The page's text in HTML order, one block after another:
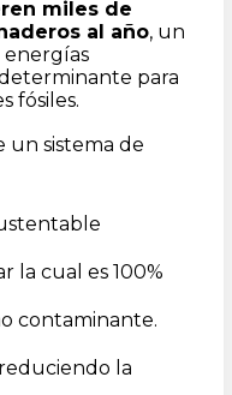
miles de
al año, un
energías
para
fósiles.
un sistema de
la cual es 100%
contaminante.
la